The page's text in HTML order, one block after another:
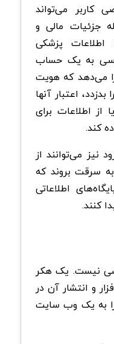
می‌تواند
جزئیات مالی و
پزشکی
به یک حساب
می‌دهد که هویت
اعتبار آنها
از اطلاعات برای
کند.
نیز می‌توانند از
سرقت بروند که
اطلاعاتی
کنند.
نیست. یک هکر
و انتشار آن در
به یک وب سایت